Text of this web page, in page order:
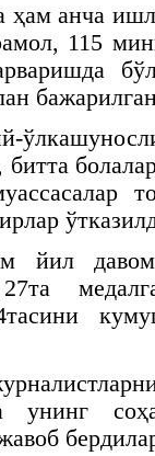
ҳам анча
115
йил